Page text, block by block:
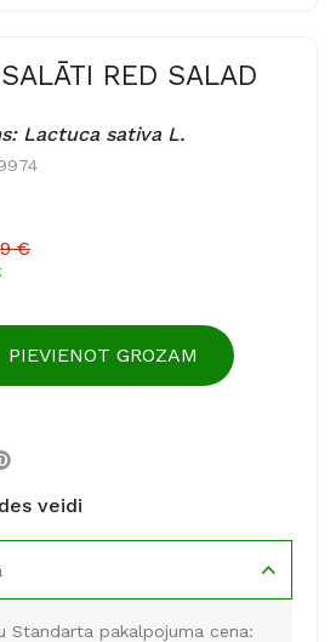
RED SALAD
Lactuca sativa L.
€
PIEVIENOT GROZAM
veidi
Standarta pakalpojuma cena: